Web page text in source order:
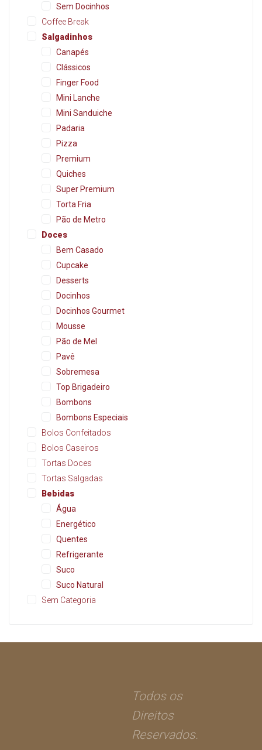
Sem Docinhos
Coffee Break
Salgadinhos
Canapés
Clássicos
Finger Food
Mini Lanche
Mini Sanduiche
Padaria
Pizza
Premium
Quiches
Super Premium
Torta Fria
Pão de Metro
Doces
Bem Casado
Cupcake
Desserts
Docinhos
Docinhos Gourmet
Mousse
Pão de Mel
Pavê
Sobremesa
Top Brigadeiro
Bombons
Bombons Especiais
Bolos Confeitados
Bolos Caseiros
Tortas Doces
Tortas Salgadas
Bebidas
Água
Energético
Quentes
Refrigerante
Suco
Suco Natural
Sem Categoria
Todos os
Direitos
Reservados.